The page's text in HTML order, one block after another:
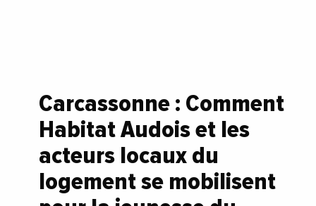
Carcassonne : Comment
Habitat Audois et les
acteurs locaux du
logement se mobilisent